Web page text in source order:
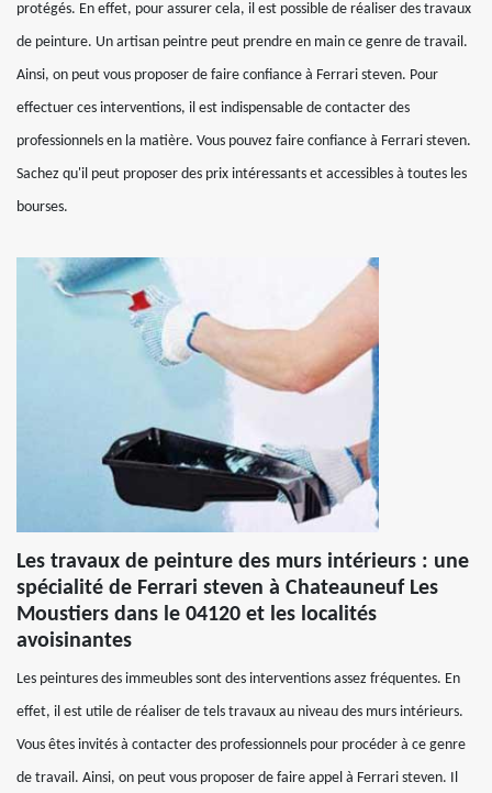
protégés. En effet, pour assurer cela, il est possible de réaliser des travaux
de peinture. Un artisan peintre peut prendre en main ce genre de travail.
Ainsi, on peut vous proposer de faire confiance à Ferrari steven. Pour
effectuer ces interventions, il est indispensable de contacter des
professionnels en la matière. Vous pouvez faire confiance à Ferrari steven.
Sachez qu'il peut proposer des prix intéressants et accessibles à toutes les
bourses.
Les travaux de peinture des murs intérieurs : une
spécialité de Ferrari steven à Chateauneuf Les
Moustiers dans le 04120 et les localités
avoisinantes
Les peintures des immeubles sont des interventions assez fréquentes. En
effet, il est utile de réaliser de tels travaux au niveau des murs intérieurs.
Vous êtes invités à contacter des professionnels pour procéder à ce genre
de travail. Ainsi, on peut vous proposer de faire appel à Ferrari steven. Il